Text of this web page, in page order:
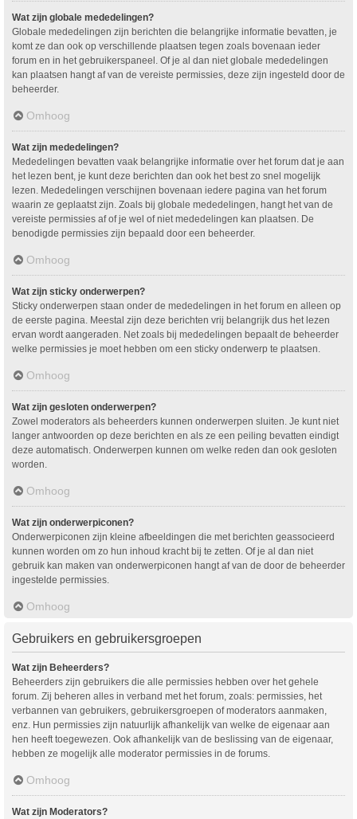
Wat zijn globale mededelingen?
Globale mededelingen zijn berichten die belangrijke informatie bevatten, je
komt ze dan ook op verschillende plaatsen tegen zoals bovenaan ieder
forum en in het gebruikerspaneel. Of je al dan niet globale mededelingen
kan plaatsen hangt af van de vereiste permissies, deze zijn ingesteld door de
beheerder.
Omhoog
Wat zijn mededelingen?
Mededelingen bevatten vaak belangrijke informatie over het forum dat je aan
het lezen bent, je kunt deze berichten dan ook het best zo snel mogelijk
lezen. Mededelingen verschijnen bovenaan iedere pagina van het forum
waarin ze geplaatst zijn. Zoals bij globale mededelingen, hangt het van de
vereiste permissies af of je wel of niet mededelingen kan plaatsen. De
benodigde permissies zijn bepaald door een beheerder.
Omhoog
Wat zijn sticky onderwerpen?
Sticky onderwerpen staan onder de mededelingen in het forum en alleen op
de eerste pagina. Meestal zijn deze berichten vrij belangrijk dus het lezen
ervan wordt aangeraden. Net zoals bij mededelingen bepaalt de beheerder
welke permissies je moet hebben om een sticky onderwerp te plaatsen.
Omhoog
Wat zijn gesloten onderwerpen?
Zowel moderators als beheerders kunnen onderwerpen sluiten. Je kunt niet
langer antwoorden op deze berichten en als ze een peiling bevatten eindigt
deze automatisch. Onderwerpen kunnen om welke reden dan ook gesloten
worden.
Omhoog
Wat zijn onderwerpiconen?
Onderwerpiconen zijn kleine afbeeldingen die met berichten geassocieerd
kunnen worden om zo hun inhoud kracht bij te zetten. Of je al dan niet
gebruik kan maken van onderwerpiconen hangt af van de door de beheerder
ingestelde permissies.
Omhoog
Gebruikers en gebruikersgroepen
Wat zijn Beheerders?
Beheerders zijn gebruikers die alle permissies hebben over het gehele
forum. Zij beheren alles in verband met het forum, zoals: permissies, het
verbannen van gebruikers, gebruikersgroepen of moderators aanmaken,
enz. Hun permissies zijn natuurlijk afhankelijk van welke de eigenaar aan
hen heeft toegewezen. Ook afhankelijk van de beslissing van de eigenaar,
hebben ze mogelijk alle moderator permissies in de forums.
Omhoog
Wat zijn Moderators?